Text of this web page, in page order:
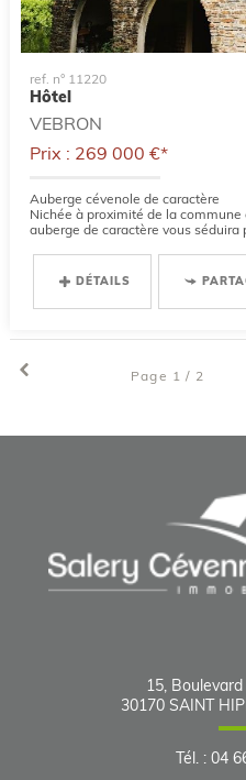
ref. n° 11220
Hôtel
VEBRON
Prix : 269 000 €*
Auberge cévenole de caractère
Nichée à proximité de la
auberge de caractère vous séduira
DÉTAILS
Page 1 / 2
15,
30170 SAINT
Tél. : 04